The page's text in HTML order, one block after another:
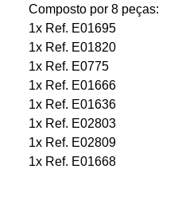
Composto por 8 peças:
1x Ref. E01695
1x Ref. E01820
1x Ref. E0775
1x Ref. E01666
1x Ref. E01636
1x Ref. E02803
1x Ref. E02809
1x Ref. E01668